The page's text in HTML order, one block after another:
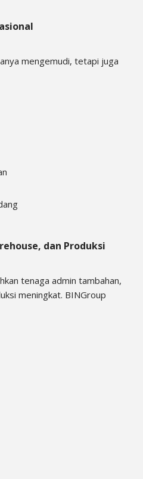
mengemudi, tetapi juga
dan Produksi
tenaga admin tambahan,
meningkat. BINGroup